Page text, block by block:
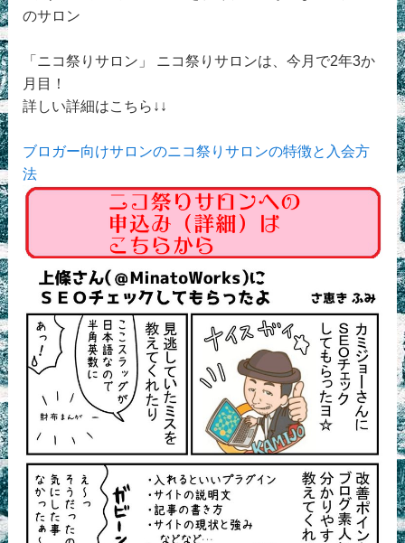
のサロン
「ニコ祭りサロン」 ニコ祭りサロンは、今月で2年3か
月目！
詳しい詳細はこちら↓↓
ブロガー向けサロンのニコ祭りサロンの特徴と入会方
法